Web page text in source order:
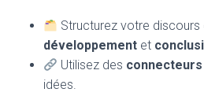
Structurez votre discours
développement et
Utilisez des
idées.